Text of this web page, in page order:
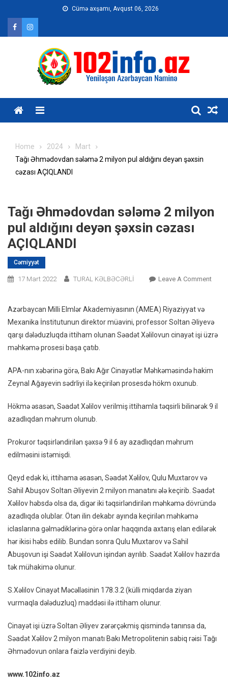
content
Cümə axşamı, Avqust 06, 2026
Home 2024
Mart
Tağı Əhmədovdan sələmə 2 milyon pul aldığını deyən şəxsin
cəzası AÇIQLANDI
Tağı Əhmədovdan sələmə 2 milyon
pul aldığını deyən şəxsin cəzası
AÇIQLANDI
Cəmiyyət
17 Mart 2022 TURAL KƏLBƏCƏRLİ Leave A CommentOn
2
Azərbaycan Milli Elmlər Akademiyasının (AMEA) Riyaziyyat və
Mexanika İnstitutunun direktor müavini, professor Soltan Əliyevə
qarşı dələduzluqda ittiham olunan Səadət Xəlilovun cinayət işi üzrə
məhkəmə prosesi başa çatıb.
APA-nın xəbərinə görə, Bakı Ağır Cinayətlər Məhkəməsində hakim
Zeynal Ağayevin sədrliyi ilə keçirilən prosesdə hökm oxunub.
Hökmə əsasən, Səadət Xəlilov verilmiş ittihamla təqsirli bilinərək 9 il
azadlıqdan məhrum olunub.
Prokuror təqsirləndirilən şəxsə 9 il 6 ay azadlıqdan məhrum
edilməsini istəmişdi.
Qeyd edək ki, ittihama əsasən, Səadət Xəlilov, Qulu Muxtarov və
Sahil Abuşov Soltan Əliyevin 2 milyon manatını ələ keçirib. Səadət
Xəlilov həbsdə olsa da, digər iki təqsirləndirilən məhkəmə dövründə
azadlıqda olublar. Ötən ilin dekabr ayında keçirilən məhkəmə
iclaslarına gəlmədiklərinə görə onlar haqqında axtarış elan edilərək
hər ikisi həbs edilib. Bundan sonra Qulu Muxtarov və Sahil
Abuşovun işi Səadət Xəlilovun işindən ayrılıb. Səadət Xəlilov hazırda
tək mühakimə olunur.
S.Xəlilov Cinayət Məcəlləsinin 178.3.2 (külli miqdarda ziyan
vurmaqla dələduzluq) maddəsi ilə ittiham olunur.
Cinayət işi üzrə Soltan Əliyev zərərçəkmiş qismində tanınsa da,
Səadət Xəlilov 2 milyon manatı Bakı Metropolitenin sabiq rəisi Tağı
Əhmədovun onlara faizlə verdiyini deyib.
www.102info.az